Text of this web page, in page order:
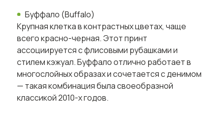
Буффало (Buffalo)
Крупная клетка в контрастных цветах, чаще
всего красно-черная. Этот принт
ассоциируется с флисовыми рубашками и
стилем кэжуал. Буффало отлично работает в
многослойных образах и сочетается с денимом
— такая комбинация была своеобразной
классикой 2010-х годов.